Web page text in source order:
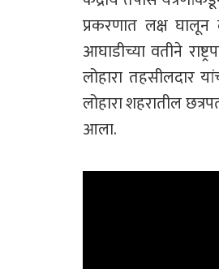
प्रकरणात लक्ष घालून
आघाडीच्या वतीने
लोहारा तहसीलदार
लोहारा शहरातील
आला.